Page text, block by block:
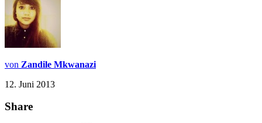
von Zandile Mkwanazi
12. Juni 2013
Share